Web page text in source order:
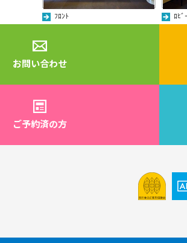
ﾌﾛﾝﾄ ﾛﾋﾞ
お問い合わせ
ご予約済の方